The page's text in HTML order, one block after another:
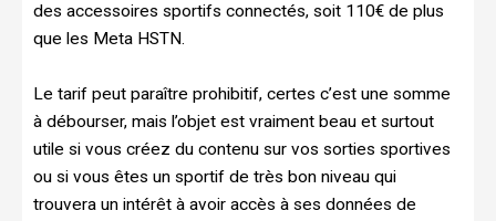
des accessoires sportifs connectés, soit 110€ de plus
que les Meta HSTN.
Le tarif peut paraître prohibitif, certes c’est une somme
à débourser, mais l’objet est vraiment beau et surtout
utile si vous créez du contenu sur vos sorties sportives
ou si vous êtes un sportif de très bon niveau qui
trouvera un intérêt à avoir accès à ses données de